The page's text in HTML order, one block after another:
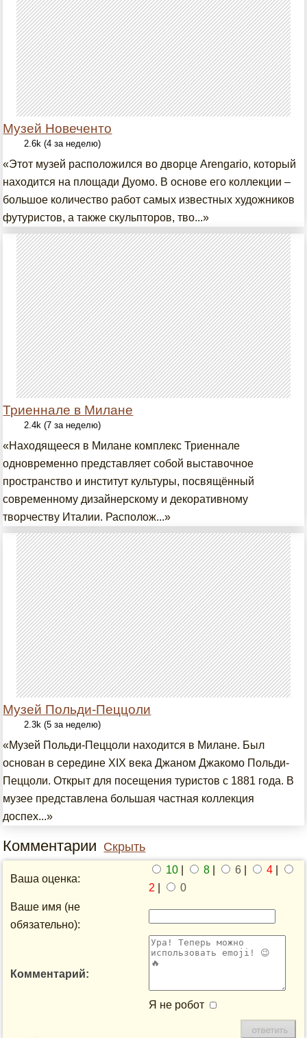
Музей Новеченто
2.6k (4 за неделю)
«Этот музей расположился во дворце Arengario, который
находится на площади Дуомо. В основе его коллекции –
большое количество работ самых известных художников
футуристов, а также скульпторов, тво...»
Триеннале в Милане
2.4k (7 за неделю)
«Находящееся в Милане комплекс Триеннале
одновременно представляет собой выставочное
пространство и институт культуры, посвящённый
современному дизайнерскому и декоративному
творчеству Италии. Располож...»
Музей Польди-Пеццоли
2.3k (5 за неделю)
«Музей Польди-Пеццоли находится в Милане. Был
основан в середине XIX века Джаном Джакомо Польди-
Пеццоли. Открыт для посещения туристов с 1881 года. В
музее представлена большая частная коллекция
доспех...»
Комментарии Скрыть
Ваша оценка:
10 8 6 4
2
0
Ваше имя (не
обязательно):
Комментарий:
Я не робот